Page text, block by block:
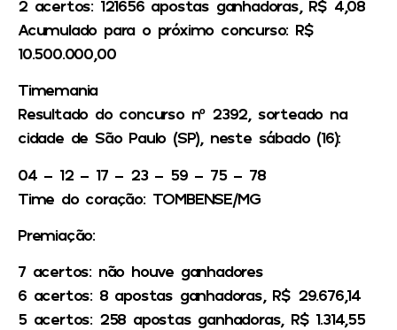
2 acertos: 121656 apostas ganhadoras, R$ 4,08
Acumulado para o próximo concurso: R$
10.500.000,00
Timemania
Resultado do concurso nº 2392, sorteado na
cidade de São Paulo (SP), neste sábado (16):
04 – 12 – 17 – 23 – 59 – 75 – 78
Time do coração: TOMBENSE/MG
Premiação:
7 acertos: não houve ganhadores
6 acertos: 8 apostas ganhadoras, R$ 29.676,14
5 acertos: 258 apostas ganhadoras, R$ 1.314,55